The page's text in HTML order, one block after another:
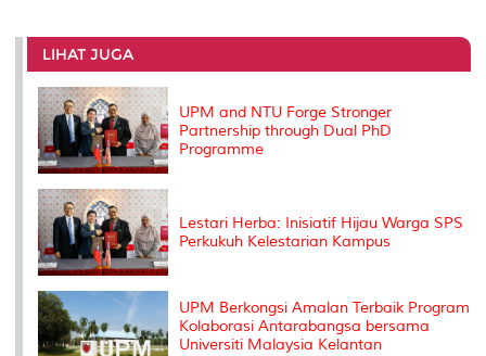
e
b
o
o
k
t
e
r
e
I
l
L
n
P
e
s
t
LIHAT JUGA
UPM and NTU Forge Stronger
Partnership through Dual PhD
Programme
Lestari Herba: Inisiatif Hijau Warga SPS
Perkukuh Kelestarian Kampus
UPM Berkongsi Amalan Terbaik Program
Kolaborasi Antarabangsa bersama
Universiti Malaysia Kelantan